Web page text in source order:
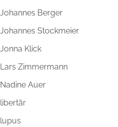
Johannes Berger
Johannes Stockmeier
Jonna Klick
Lars Zimmermann
Nadine Auer
libertär
lupus